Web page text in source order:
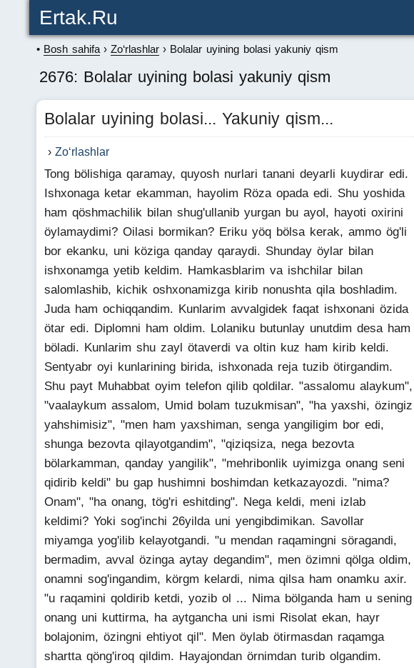
Ertak.ru
Bosh sahifa Zo‘rlashlar Bolalar uyining bolasi yakuniy qism
2676: Bolalar uyining bolasi yakuniy qism
Bolalar uyining bolasi... Yakuniy qism...
Zo‘rlashlar
Tong bölishiga qaramay, quyosh nurlari tanani deyarli kuydirar edi.
Ishxonaga ketar ekamman, hayolim Röza opada edi. Shu yoshida
ham qöshmachilik bilan shug'ullanib yurgan bu ayol, hayoti oxirini
öylamaydimi? Oilasi bormikan? Eriku yöq bölsa kerak, ammo ög'li
bor ekanku, uni köziga qanday qaraydi. Shunday öylar bilan
ishxonamga yetib keldim. Hamkasblarim va ishchilar bilan
salomlashib, kichik oshxonamizga kirib nonushta qila boshladim.
Juda ham ochiqqandim. Kunlarim avvalgidek faqat ishxonani özida
ötar edi. Diplomni ham oldim. Lolaniku butunlay unutdim desa ham
böladi. Kunlarim shu zayl ötaverdi va oltin kuz ham kirib keldi.
Sentyabr oyi kunlarining birida, ishxonada reja tuzib ötirgandim.
Shu payt Muhabbat oyim telefon qilib qoldilar. "assalomu alaykum",
"vaalaykum assalom, Umid bolam tuzukmisan", "ha yaxshi, özingiz
yahshimisiz", "men ham yaxshiman, senga yangiligim bor edi,
shunga bezovta qilayotgandim", "qiziqsiza, nega bezovta
bölarkamman, qanday yangilik", "mehribonlik uyimizga onang seni
qidirib keldi" bu gap hushimni boshimdan ketkazayozdi. "nima?
Onam", "ha onang, tög'ri eshitding". Nega keldi, meni izlab
keldimi? Yoki sog'inchi 26yilda uni yengibdimikan. Savollar
miyamga yog'ilib kelayotgandi. "u mendan raqamingni söragandi,
bermadim, avval özinga aytay degandim", men özimni qölga oldim,
onamni sog'ingandim, körgm kelardi, nima qilsa ham onamku axir.
"u raqamini qoldirib ketdi, yozib ol ... Nima bölganda ham u sening
onang uni kuttirma, ha aytgancha uni ismi Risolat ekan, hayr
bolajonim, özingni ehtiyot qil". Men öylab ötirmasdan raqamga
shartta qöng'iroq qildim. Hayajondan örnimdan turib olgandim.